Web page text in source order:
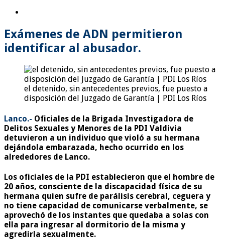
Exámenes de ADN permitieron
identificar al abusador.
el detenido, sin antecedentes previos, fue puesto a
disposición del Juzgado de Garantía | PDI Los Ríos
Lanco.- Oficiales de la Brigada Investigadora de
Delitos Sexuales y Menores de la PDI Valdivia
detuvieron a un individuo que violó a su hermana
dejándola embarazada, hecho ocurrido en los
alrededores de Lanco.
Los oficiales de la PDI establecieron que el hombre de
20 años, consciente de la discapacidad física de su
hermana quien sufre de parálisis cerebral, ceguera y
no tiene capacidad de comunicarse verbalmente, se
aprovechó de los instantes que quedaba a solas con
ella para ingresar al dormitorio de la misma y
agredirla sexualmente.